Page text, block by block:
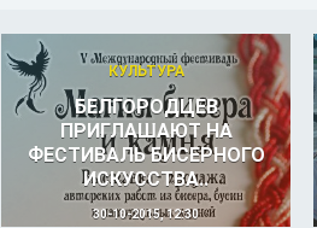
КУЛЬТУРА
БЕЛГОРОДЦЕВ
ПРИГЛАШАЮТ НА
ФЕСТИВАЛЬ БИСЕРНОГО
ИСКУССТВА..
30-10-2015, 12:30